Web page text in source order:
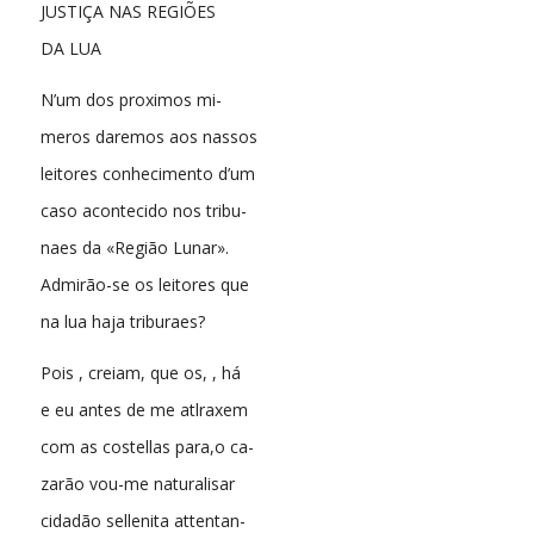
JUSTIÇA NAS REGIÕES
DA LUA
N’um dos proximos mi-
meros daremos aos nassos
leitores conhecimento d’um
caso acontecido nos tribu-
naes da «Região Lunar».
Admirão-se os leitores que
na lua haja triburaes?
Pois , creiam, que os, , há
e eu antes de me atlraxem
com as costellas para,o ca-
zarão vou-me naturalisar
cidadão sellenita attentan-